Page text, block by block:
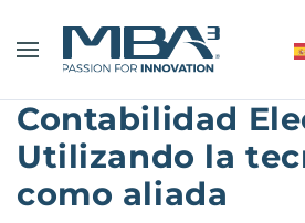
Contabilidad
Utilizando la
como aliada